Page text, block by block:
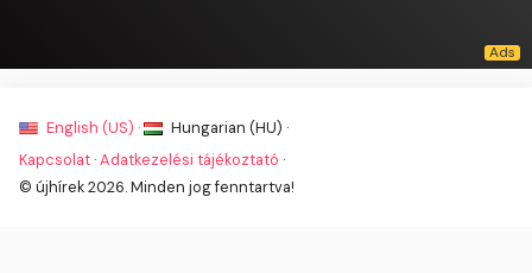
English (US) ·
Hungarian (HU) ·
Kapcsolat ·Adatkezelési tájékoztató ·
© újhírek 2026. Minden jog fenntartva!